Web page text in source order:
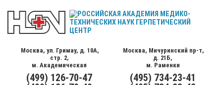
Москва, ул. Гримау, д. 10А,
стр. 2,
м. Академическая
(499) 126-70-47
Москва, Мичуринский пр-т,
д. 21Б,
м. Раменки
(495) 734-23-41